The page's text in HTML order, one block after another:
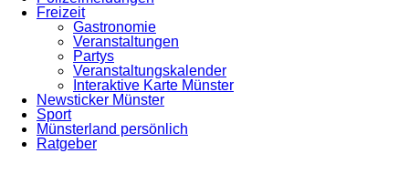
Freizeit
Gastronomie
Veranstaltungen
Partys
Veranstaltungskalender
Interaktive Karte Münster
Newsticker Münster
Sport
Münsterland persönlich
Ratgeber